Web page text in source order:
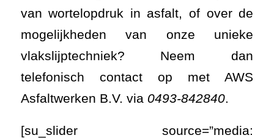
van wortelopdruk in asfalt, of over de
mogelijkheden van onze unieke
vlakslijptechniek? Neem dan
telefonisch contact op met AWS
Asfaltwerken B.V. via 0493-842840.
[su_slider source=”media: